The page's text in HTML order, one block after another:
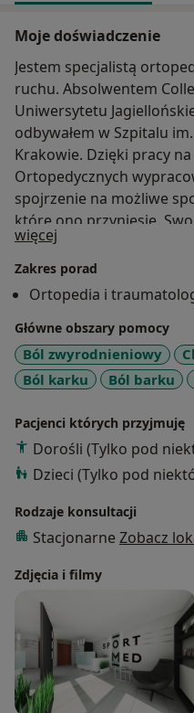
Moje doświadczenie
Jestem specjalistą
ruchu. Absolwentem
Uniwersytetu
odbywałem w Szpitalu
Krakowie. Dzięki pracy
Ortopedycznych
spojrzenie na możliwe
które ono przyniesie.
poszerzam odbywając
zakresie chirurgii
ortopedycznej, zarówno
Zajmuje się diagnostyką i
sportowych, chorób
powstałych na tle
tenisisty i golfisty,
entezopatie, cieśni
łokciowego) oraz złamań
narządu ruchu. W kręgu
szczególną uwagę
regeneracyjnymi oraz
Należę do ICRS -
Leczenia Chrząstki,
Chirurgii Ręki oraz
Ortopedycznego i
więcej
Zakres porad
Ortopedia i
Główne obszary pomocy
Ból zwyrodnieniowy
Ból karku
Ból barku
Pacjenci których przyjmuję
Dorośli (Tylko pod
Dzieci (Tylko pod
Rodzaje konsultacji
Stacjonarne Zobacz
Zdjęcia i filmy